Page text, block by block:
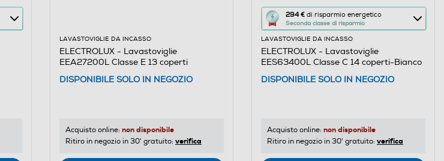
LAVASTOVIGLIE DA INCASSO
ELECTROLUX - Lavastoviglie
EEA27200L Classe E 13 coperti
DISPONIBILE SOLO IN NEGOZIO
Acquisto online: non disponibile
Ritiro in negozio in 30' gratuito: verifica
294 €di risparmio energetico
Seconda classe di risparmio
Questa
azione
aprirà
il
di
Youreko.
LAVASTOVIGLIE DA INCASSO
ELECTROLUX - Lavastoviglie
EES63400L Classe C 14 coperti-Bianco
DISPONIBILE SOLO IN NEGOZIO
Acquisto online: non disponibile
Ritiro in negozio in 30' gratuito: verifica